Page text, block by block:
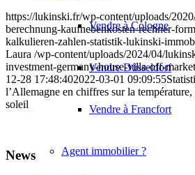
Vendre à Cologne
Vendre Düsseldorf
Vendre à Francfort
Agent immobilier ?
https://lukinski.fr/wp-content/uploads/
berechnung-kaufnebenkosten-rechner-
kalkulieren-zahlen-statistik-lukinski-
Laura /wp-content/uploads/2024/04/
investment-germany-house-villa-off-
12-28 17:48:402022-03-01 09:09:55
l’Allemagne en chiffres sur la
soleil
News